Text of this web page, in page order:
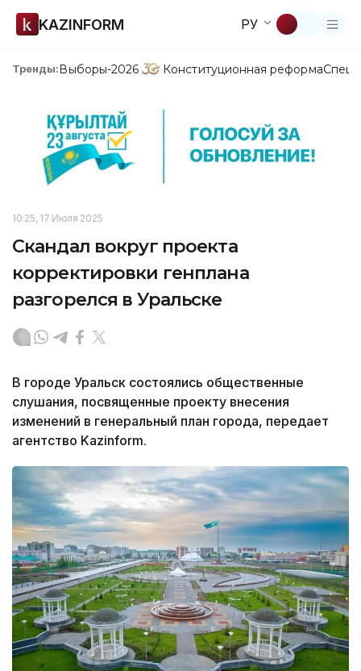
KAZINFORM РУ
Тренды:Выборы-2026 Конституционная реформа
10:25, 17 Июля 2025
Скандал вокруг проекта
корректировки генплана
разгорелся в Уральске
В городе Уральск состоялись общественные
слушания, посвященные проекту внесения
изменений в генеральный план города, передает
агентство Kazinform.